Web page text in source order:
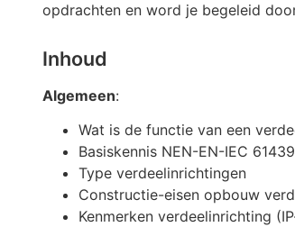
opdrachten en word je begeleid
Inhoud
Algemeen:
Wat is de functie van een
Basiskennis NEN-EN-IEC
Type verdeelinrichtingen
Constructie-eisen opbouw
Kenmerken verdeelinrichting